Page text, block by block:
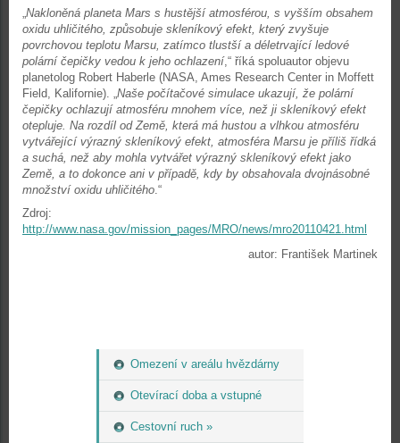
Omezení v areálu hvězdárny
Otevírací doba a vstupné
Cestovní ruch »
„Nakloněná planeta Mars s hustější atmosférou, s vyšším obsahem
oxidu uhličitého, způsobuje skleníkový efekt, který zvyšuje
povrchovou teplotu Marsu, zatímco tlustší a déletrvající ledové
polární čepičky vedou k jeho ochlazení,“ říká spoluautor objevu
planetolog Robert Haberle (NASA, Ames Research Center in Moffett
Field, Kalifornie). „Naše počítačové simulace ukazují, že polární
čepičky ochlazují atmosféru mnohem více, než ji skleníkový efekt
otepluje. Na rozdíl od Země, která má hustou a vlhkou atmosféru
vytvářející výrazný skleníkový efekt, atmosféra Marsu je příliš řídká
a suchá, než aby mohla vytvářet výrazný skleníkový efekt jako
Země, a to dokonce ani v případě, kdy by obsahovala dvojnásobné
množství oxidu uhličitého.“
Zdroj:
http://www.nasa.gov/mission_pages/MRO/news/mro20110421.html
autor: František Martinek